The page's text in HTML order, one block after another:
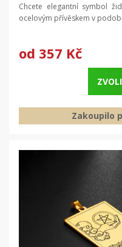
Chcete elegantní symbol
ocelovým přívěskem v
od 357 Kč
Zakoupilo